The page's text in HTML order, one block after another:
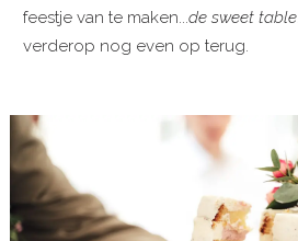
feestje van te maken...de sweet table
verderop nog even op terug.